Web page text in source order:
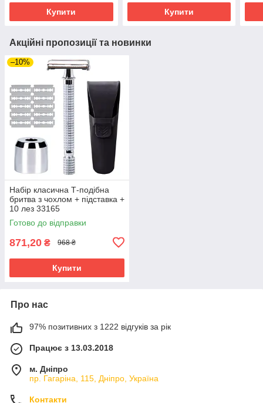
Купити Купити
Акційні пропозиції та новинки
–10%
Набір класична Т-подібна
бритва з чохлом + підставка +
10 лез 33165
Готово до відправки
871,20 ₴ 968 ₴
Купити
Про нас
97% позитивних з 1222 відгуків за рік
Працює з 13.03.2018
м. Дніпро
пр. Гагаріна, 115, Дніпро, Україна
Контакти